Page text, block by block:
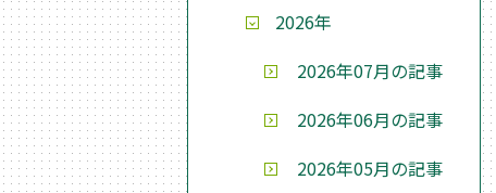
2026年
2026年07月の記事
2026年06月の記事
2026年05月の記事